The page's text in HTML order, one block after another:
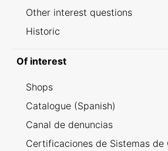
Other interest questions
Historic
Of interest
Shops
Catalogue (Spanish)
Canal de denuncias
Certificaciones de Sistemas de